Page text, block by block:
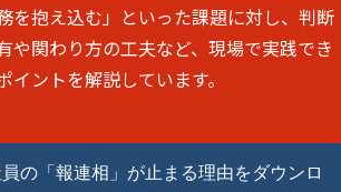
を抱え込む」といった課題に対し、判断
や関わり方の工夫など、現場で実践でき
イントを解説しています。
の「報連相」が止まる理由をダウンロ